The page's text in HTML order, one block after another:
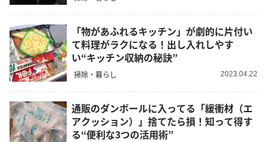
「物があふれるキッチン」が劇的に片付い
て料理がラクになる！出し入れしやす
い“キッチン収納の秘訣”
掃除・暮らし 2023.04.22
通販のダンボールに入ってる「緩衝材（エ
アクッション）」捨てたら損！知って得す
る“便利な3つの活用術”